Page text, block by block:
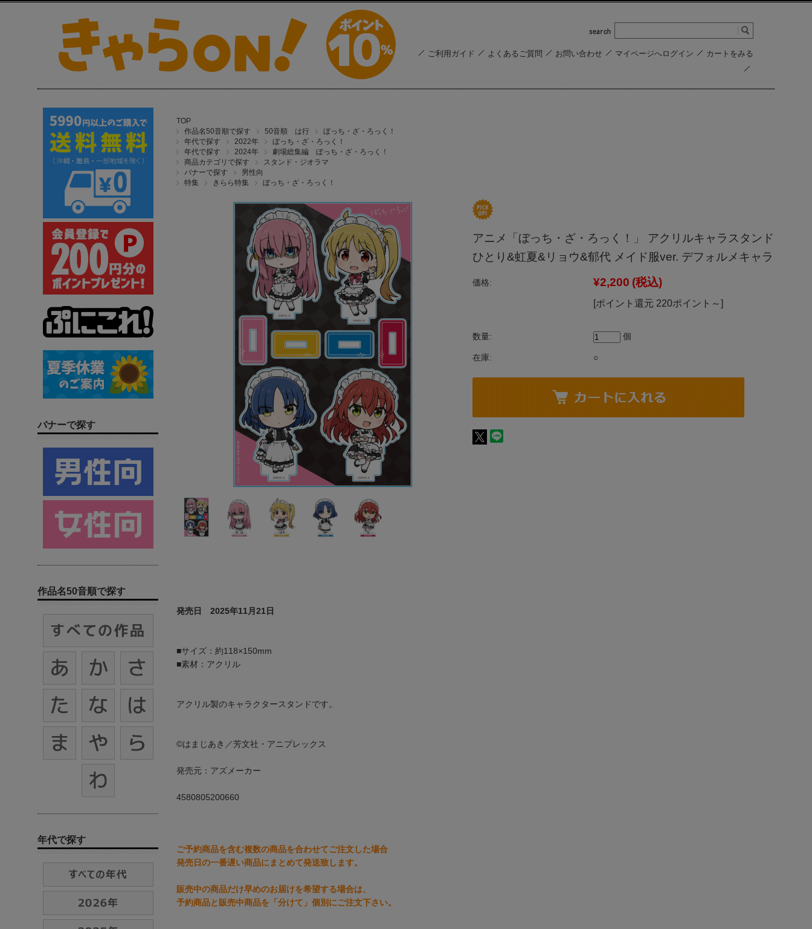
ご利用ガイド よくあるご質問 お問い合わせ マイページへログイン カートをみる
TOP
作品名50音順で探す
50音順 は行
ぼっち・ざ・ろっく！
年代で探す
2022年
ぼっち・ざ・ろっく！
年代で探す
2024年
劇場総集編 ぼっち・ざ・ろっく！
商品カテゴリで探す
スタンド・ジオラマ
バナーで探す
男性向
特集
きらら特集 ぼっち・ざ・ろっく！
アニメ「ぼっち・ざ・ろっく！」 アクリルキャラスタンド
ひとり&虹夏&リョウ&郁代 メイド服ver. デフォルメキャラ
価格: ¥2,200 (税込)
[ポイント還元 220ポイント～]
数量: 個
在庫: ○
発売日 2025年11月21日
■サイズ：約118×150mm
■素材：アクリル
アクリル製のキャラクタースタンドです。
©はまじあき／芳文社・アニプレックス
発売元：アズメーカー
4580805200660
ご予約商品を含む複数の商品を合わせてご注文した場合
発売日の一番遅い商品にまとめて発送致します。
販売中の商品だけ早めのお届けを希望する場合は、
予約商品と販売中商品を「分けて」個別にご注文下さい。
バナーで探す
作品名50音順で探す
年代で探す